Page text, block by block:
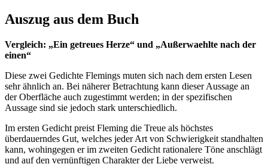
Auszug aus dem Buch
Vergleich: „Ein getreues Herze“ und „Außerwaehlte nach der
einen“
Diese zwei Gedichte Flemings muten sich nach dem ersten Lesen
sehr ähnlich an. Bei näherer Betrachtung kann dieser Aussage an
der Oberfläche auch zugestimmt werden; in der spezifischen
Aussage sind sie jedoch stark unterschiedlich.
Im ersten Gedicht preist Fleming die Treue als höchstes
überdauerndes Gut, welches jeder Art von Schwierigkeit standhalten
kann, wohingegen er im zweiten Gedicht rationalere Töne anschlägt
und auf den vernünftigen Charakter der Liebe verweist.